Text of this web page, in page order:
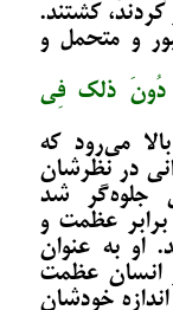
کردند، کشتند.
و متحمل و
دُونَ ذلک فِی
می‌­رود که
در نظرشان
جلوه‌­گر شد
عظمت و
او به عنوان
انسان عظمت
خودشان